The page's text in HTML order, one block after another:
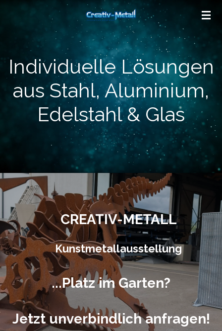
Individuelle Lösungen
aus Stahl, Aluminium,
Edelstahl & Glas
CREATIV-METALL
Kunstmetallausstellung
...Platz im Garten?
Jetzt unverbindlich anfragen!